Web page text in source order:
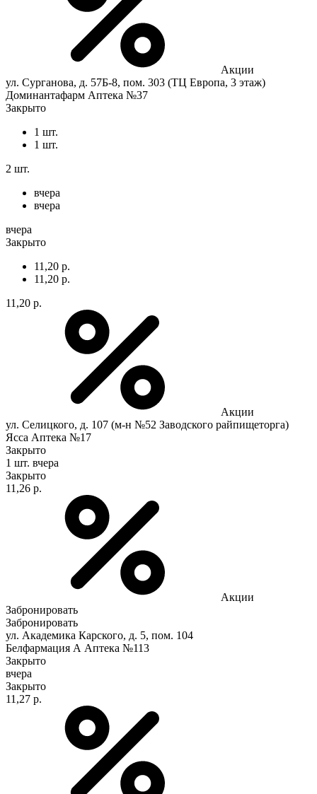
Акции
ул. Сурганова, д. 57Б-8, пом. 303 (ТЦ Европа, 3 этаж)
Доминантафарм Аптека №37
Закрыто
1 шт.
1 шт.
2 шт.
вчера
вчера
вчера
Закрыто
11,20 р.
11,20 р.
11,20 р.
Акции
ул. Селицкого, д. 107 (м-н №52 Заводского райпищеторга)
Ясса Аптека №17
Закрыто
1 шт. вчера
Закрыто
11,26 р.
Акции
Забронировать
Забронировать
ул. Академика Карского, д. 5, пом. 104
Белфармация А Аптека №113
Закрыто
вчера
Закрыто
11,27 р.